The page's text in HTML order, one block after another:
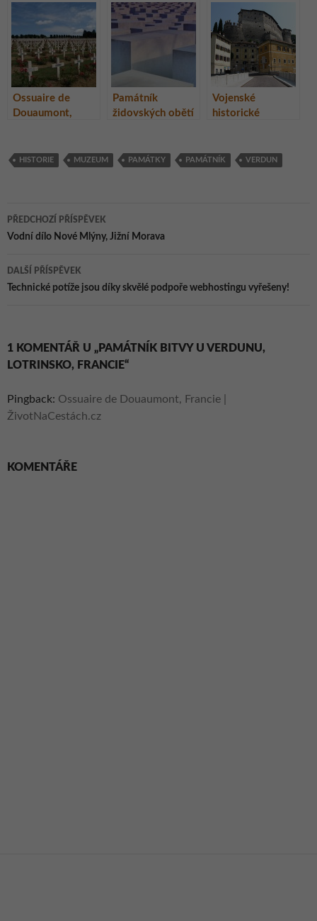
Ossuaire de
Douaumont,
Památník
židovských obětí
Vojenské
historické
HISTORIE MUZEUM PAMÁTKY PAMÁTNÍK VERDUN
Navigace
pro
příspěvky
PŘEDCHOZÍ PŘÍSPĚVEK
Vodní dílo Nové Mlýny, Jižní Morava
DALŠÍ PŘÍSPĚVEK
Technické potíže jsou díky skvělé podpoře webhostingu vyřešeny!
1 KOMENTÁŘ U „PAMÁTNÍK BITVY U VERDUNU,
LOTRINSKO, FRANCIE“
Pingback: Ossuaire de Douaumont, Francie |
ŽivotNaCestách.cz
KOMENTÁŘE